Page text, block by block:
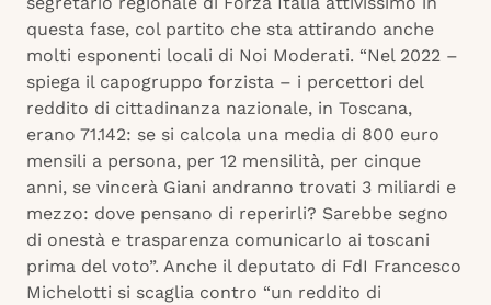
questa fase, col partito che sta attirando anche
molti esponenti locali di Noi Moderati. “Nel 2022 –
spiega il capogruppo forzista – i percettori del
reddito di cittadinanza nazionale, in Toscana,
erano 71.142: se si calcola una media di 800 euro
mensili a persona, per 12 mensilità, per cinque
anni, se vincerà Giani andranno trovati 3 miliardi e
mezzo: dove pensano di reperirli? Sarebbe segno
di onestà e trasparenza comunicarlo ai toscani
prima del voto”. Anche il deputato di FdI Francesco
Michelotti si scaglia contro “un reddito di